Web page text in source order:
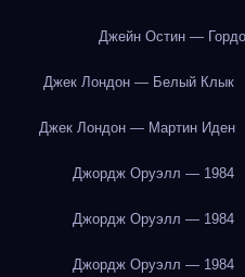
Джейн Остин —
Джек Лондон — Белый Клык
Джек Лондон — Мартин Иден
Джордж Оруэлл — 1984
Джордж Оруэлл — 1984
Джордж Оруэлл — 1984